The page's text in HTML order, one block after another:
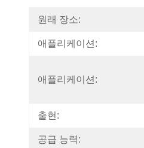
원래 장소:
애플리케이션:
애플리케이션:
출현:
공급 능력: